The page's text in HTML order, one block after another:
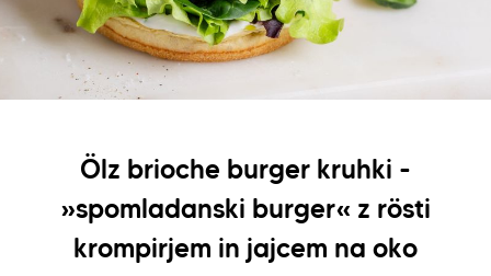
Ölz brioche burger kruhki -
»spomladanski burger« z rösti
krompirjem in jajcem na oko